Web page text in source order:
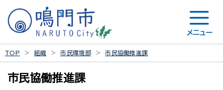
メニュー
TOP 組織 市民環境部 市民協働推進課
市民協働推進課